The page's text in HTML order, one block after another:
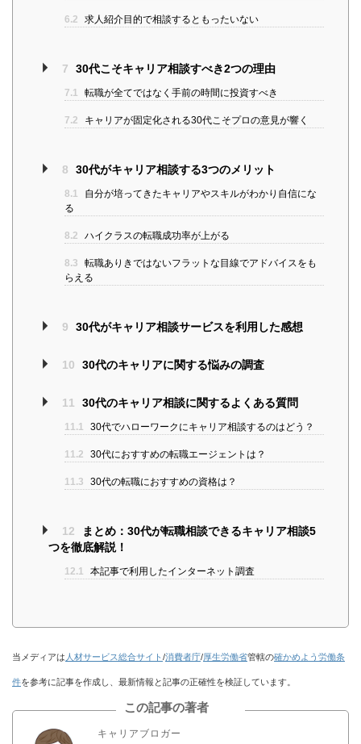
6.2 求人紹介目的で相談するともったいない
7 30代こそキャリア相談すべき2つの理由
7.1 転職が全てではなく手前の時間に投資すべき
7.2 キャリアが固定化される30代こそプロの意見が響く
8 30代がキャリア相談する3つのメリット
8.1
自分が培ってきたキャリアやスキルがわかり自信にな
る
8.2 ハイクラスの転職成功率が上がる
8.3
転職ありきではないフラットな目線でアドバイスをも
らえる
9 30代がキャリア相談サービスを利用した感想
10 30代のキャリアに関する悩みの調査
11 30代のキャリア相談に関するよくある質問
11.1 30代でハローワークにキャリア相談するのはどう？
11.2 30代におすすめの転職エージェントは？
11.3 30代の転職におすすめの資格は？
12
まとめ：30代が転職相談できるキャリア相談5
つを徹底解説！
12.1 本記事で利用したインターネット調査
当メディアは 人材サービス総合サイト /消費者庁/厚生労働省管轄の確かめよう労働条
件を参考に記事を作成し、最新情報と記事の正確性を検証しています。
この記事の著者
キャリアブロガー